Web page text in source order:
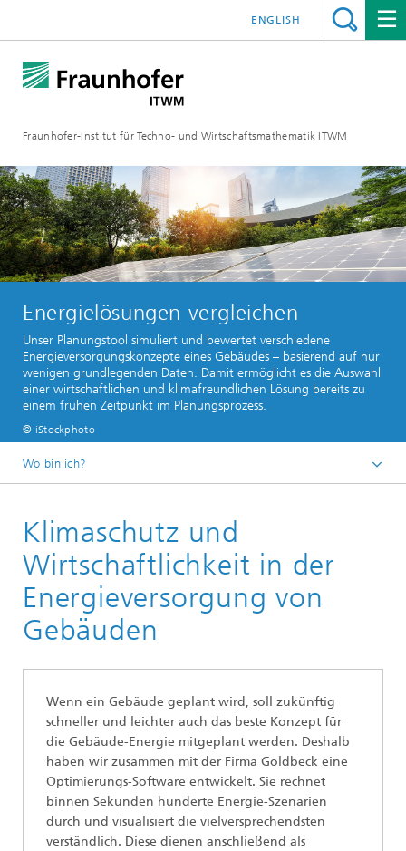
Fraunhofer-Institut für Techno- und Wirtschaftsmathematik ITWM
ENGLISH
Energielösungen vergleichen
Unser Planungstool simuliert und bewertet verschiedene
Energieversorgungskonzepte eines Gebäudes – basierend auf nur
wenigen grundlegenden Daten. Damit ermöglicht es die Auswahl
einer wirtschaftlichen und klimafreundlichen Lösung bereits zu
einem frühen Zeitpunkt im Planungsprozess.
© iStockphoto
Wo bin ich?
Abteilungen und Bereiche
Bereich »Optimierung«
Klimaschutz und
Wirtschaftlichkeit in der
Energieversorgung von
Gebäuden
Wenn ein Gebäude geplant wird, soll zukünftig
schneller und leichter auch das beste Konzept für
die Gebäude-Energie mitgeplant werden. Deshalb
haben wir zusammen mit der Firma Goldbeck eine
Optimierungs-Software entwickelt. Sie rechnet
binnen Sekunden hunderte Energie-Szenarien
durch und visualisiert die vielversprechendsten
verständlich. Diese dienen anschließend als